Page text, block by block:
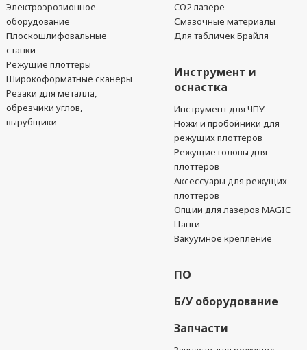
Электроэрозионное
оборудование
Плоскошлифовальные
станки
Режущие плоттеры
Широкоформатные сканеры
Резаки для металла,
обрезчики углов,
вырубщики
CO2 лазере
Смазочные материалы
Для табличек Брайля
Инструмент и
оснастка
Инструмент для ЧПУ
Ножи и пробойники для
режущих плоттеров
Режущие головы для
плоттеров
Аксессуары для режущих
плоттеров
Опции для лазеров MAGIC
Цанги
Вакуумное крепление
ПО
Б/У оборудование
Запчасти